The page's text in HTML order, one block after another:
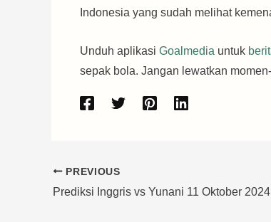
Indonesia yang sudah melihat
Unduh aplikasi Goalmedia untuk
sepak bola. Jangan lewatkan
PREVIOUS
Prediksi Inggris vs Yunani 11 Oktober 2024